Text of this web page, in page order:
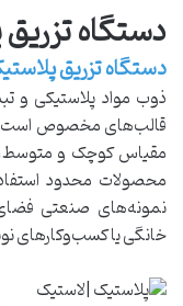
دستگاه
دستگاه تزریق
ذوب مواد پلاستیکی و
قالب‌های مخصوص است.
مقیاس کوچک و متوسط،
محصولات محدود
نمونه‌های صنعتی
خانگی یا کسب‌وکارهای